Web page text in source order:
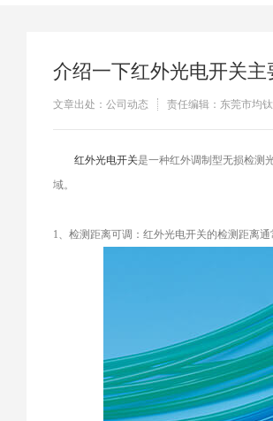
介绍一下红外光电开关主
文章出处：公司动态 责任编辑：东莞市均
​红外光电开关是一种红外调制型无损检测
域。
1、检测距离可调：红外光电开关的检测距离